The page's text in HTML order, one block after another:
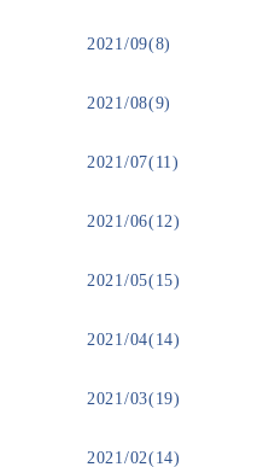
2021/09(8)
2021/08(9)
2021/07(11)
2021/06(12)
2021/05(15)
2021/04(14)
2021/03(19)
2021/02(14)